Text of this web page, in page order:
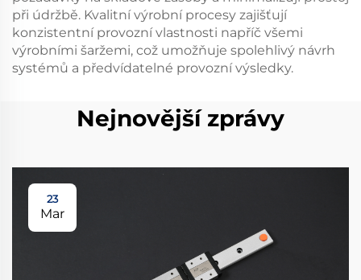
při údržbě. Kvalitní výrobní procesy zajišťují
konzistentní provozní vlastnosti napříč všemi
výrobními šaržemi, což umožňuje spolehlivý návrh
systémů a předvídatelné provozní výsledky.
Nejnovější zprávy
23
Mar